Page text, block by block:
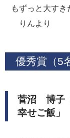
もずっと大すき
りんより
優秀賞（5
菅沼 博子
幸せご飯」